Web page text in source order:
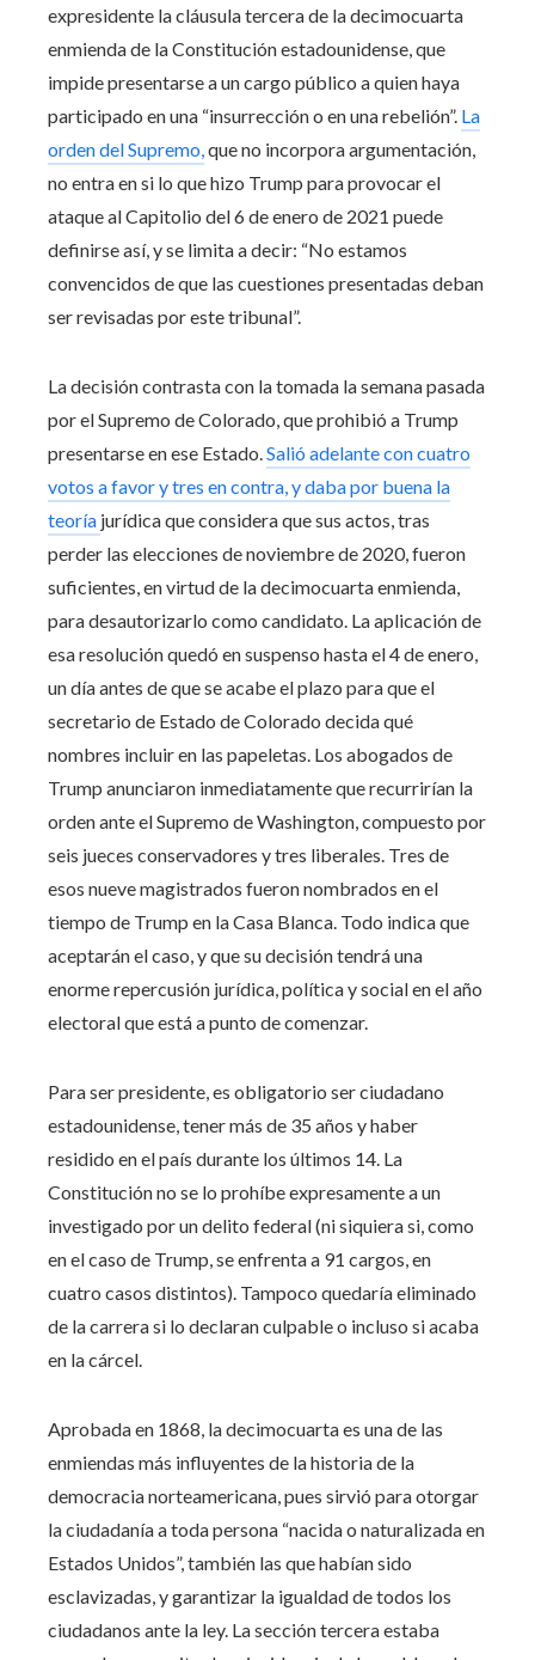
expresidente la cláusula tercera de la decimocuarta
enmienda de la Constitución estadounidense, que
impide presentarse a un cargo público a quien haya
participado en una “insurrección o en una rebelión”. La
orden del Supremo,que no incorpora argumentación,
no entra en si lo que hizo Trump para provocar el
ataque al Capitolio del 6 de enero de 2021 puede
definirse así, y se limita a decir: “No estamos
convencidos de que las cuestiones presentadas deban
ser revisadas por este tribunal”.
La decisión contrasta con la tomada la semana pasada
por el Supremo de Colorado, que prohibió a Trump
presentarse en ese Estado.Salió adelante con cuatro
votos a favor y tres en contra, y daba por buena la
teoría jurídica que considera que sus actos, tras
perder las elecciones de noviembre de 2020, fueron
suficientes, en virtud de la decimocuarta enmienda,
para desautorizarlo como candidato. La aplicación de
esa resolución quedó en suspenso hasta el 4 de enero,
un día antes de que se acabe el plazo para que el
secretario de Estado de Colorado decida qué
nombres incluir en las papeletas. Los abogados de
Trump anunciaron inmediatamente que recurrirían la
orden ante el Supremo de Washington, compuesto por
seis jueces conservadores y tres liberales. Tres de
esos nueve magistrados fueron nombrados en el
tiempo de Trump en la Casa Blanca. Todo indica que
aceptarán el caso, y que su decisión tendrá una
enorme repercusión jurídica, política y social en el año
electoral que está a punto de comenzar.
Para ser presidente, es obligatorio ser ciudadano
estadounidense, tener más de 35 años y haber
residido en el país durante los últimos 14. La
Constitución no se lo prohíbe expresamente a un
investigado por un delito federal (ni siquiera si, como
en el caso de Trump, se enfrenta a 91 cargos, en
cuatro casos distintos). Tampoco quedaría eliminado
de la carrera si lo declaran culpable o incluso si acaba
en la cárcel.
Aprobada en 1868, la decimocuarta es una de las
enmiendas más influyentes de la historia de la
democracia norteamericana, pues sirvió para otorgar
la ciudadanía a toda persona “nacida o naturalizada en
Estados Unidos”, también las que habían sido
esclavizadas, y garantizar la igualdad de todos los
ciudadanos ante la ley. La sección tercera estaba